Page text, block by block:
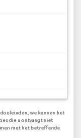
we kunnen het
die u ontvangt niet
met het betreffende